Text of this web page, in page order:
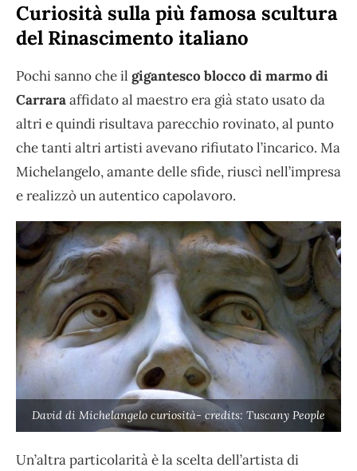
Curiosità sulla più famosa scultura
del Rinascimento italiano
Pochi sanno che il gigantesco blocco di marmo di
Carraraaffidato al maestro era già stato usato da
altri e quindi risultava parecchio rovinato, al punto
che tanti altri artisti avevano rifiutato l’incarico. Ma
Michelangelo, amante delle sfide, riuscì nell’impresa
e realizzò un autentico capolavoro.
David di Michelangelo curiosità- credits: Tuscany People
Un’altra particolarità è la scelta dell’artista di